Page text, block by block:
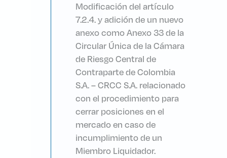
Modificación del artículo
7.2.4. y adición de un nuevo
anexo como Anexo 33 de la
Circular Única de la Cámara
de Riesgo Central de
Contraparte de Colombia
S.A. – CRCC S.A. relacionado
con el procedimiento para
cerrar posiciones en el
mercado en caso de
incumplimiento de un
Miembro Liquidador.